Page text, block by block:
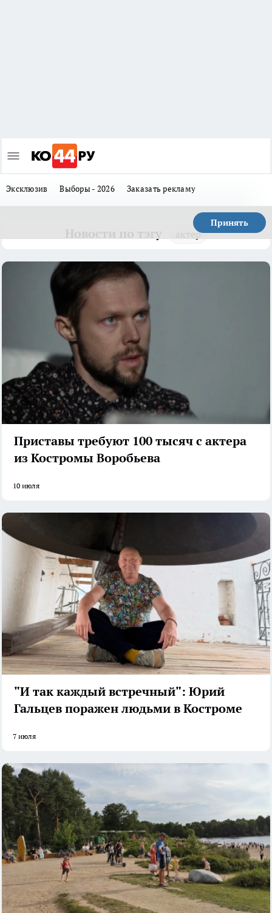
Эксклюзив Выборы - 2026 Заказать рекламу
Принять
актер
Приставы требуют 100 тысяч с актера
из Костромы Воробьева
10 июля
"И так каждый встречный": Юрий
Гальцев поражен людьми в Костроме
7 июля